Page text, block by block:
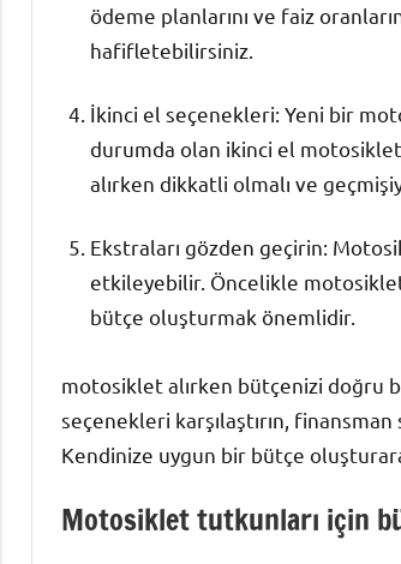
ödeme planlarını ve faiz
hafifletebilirsiniz.
İkinci el seçenekleri: Yeni bir
durumda olan ikinci el
alırken dikkatli olmalı ve
Ekstraları gözden geçirin:
etkileyebilir. Öncelikle
bütçe oluşturmak önemlidir.
motosiklet alırken bütçenizi doğru
seçenekleri karşılaştırın,
Kendinize uygun bir bütçe
Motosiklet tutkunları için